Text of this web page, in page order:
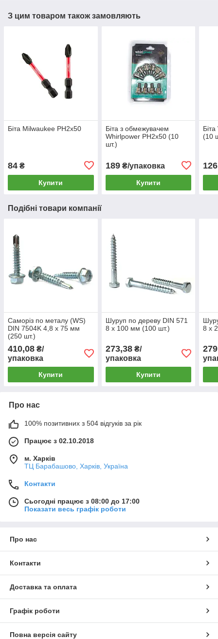
З цим товаром також замовляють
Біта Milwaukee PH2х50
84 ₴
Купити
Біта з обмежувачем
Whirlpower PH2х50 (10
шт.)
189₴/упаковка
Купити
(10
126
Подібні товари компанії
Саморіз по металу (WS)
DIN 7504K 4,8 х 75 мм
(250 шт.)
410,08 ₴/
упаковка
Купити
Шуруп по дереву DIN 571
8 х 100 мм (100 шт.)
273,38₴/
упаковка
Купити
8 х
Про нас
100% позитивних з 504 відгуків за рік
Працює з 02.10.2018
м. Харків
ТЦ Барабашово, Харків, Україна
Контакти
Сьогодні працює з 08:00 до 17:00
Показати весь графік роботи
Про нас
Контакти
Доставка та оплата
Графік роботи
Повна версія сайту